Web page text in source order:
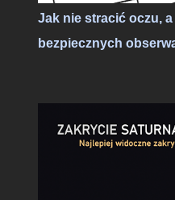
po przejściu nad
się trzecia - C/2020 F3
osiągnie peryhelium
Jak nie stracić oczu,
bezpiecznych